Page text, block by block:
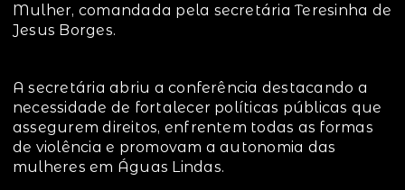
Mulher, comandada pela secretária Teresinha de
Jesus Borges.
A secretária abriu a conferência destacando a
necessidade de fortalecer políticas públicas que
assegurem direitos, enfrentem todas as formas
de violência e promovam a autonomia das
mulheres em Águas Lindas.